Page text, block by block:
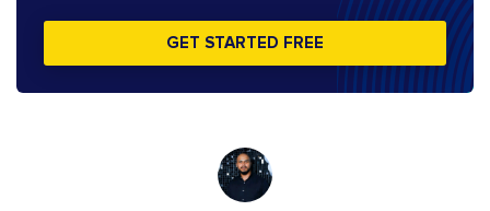
GET STARTED FREE